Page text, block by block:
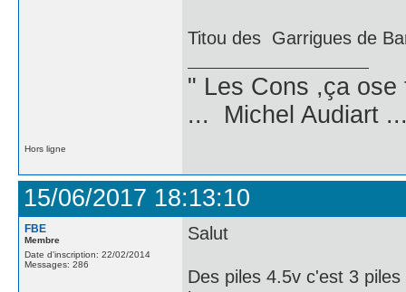
Titou des Garrigues de
" Les Cons ,ça
... Michel Audiart
Hors ligne
15/06/2017 18:13:10
FBE
Membre
Date d'inscription: 22/02/2014
Messages: 286
Salut
Des piles 4.5v c'est 3